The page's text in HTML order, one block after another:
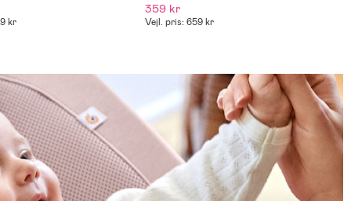
kr
359 kr
Vejl. pris: 659 kr